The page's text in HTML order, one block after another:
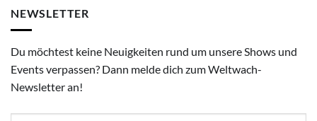
NEWSLETTER
Du möchtest keine Neuigkeiten rund um unsere Shows und
Events verpassen? Dann melde dich zum Weltwach-
Newsletter an!